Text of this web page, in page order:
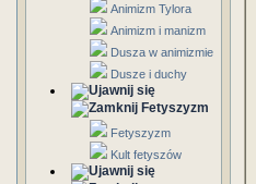
Animizm Tylora
Animizm i manizm
Dusza w animizmie
Dusze i duchy
Fetyszyzm
Fetyszyzm
Kult fetyszów